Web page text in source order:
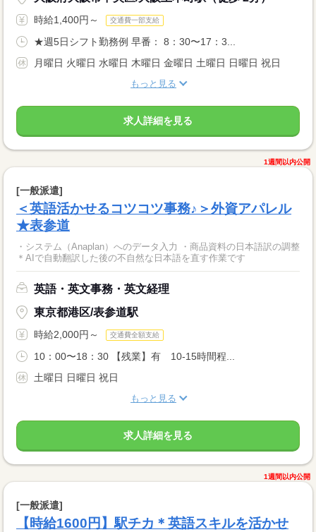
時給1,400円～ 交通費一部支給
★週5日シフト勤務例 早番： 8：30〜17：3...
月曜日 火曜日 水曜日 木曜日 金曜日 土曜日 日曜日 祝日
もっと見る
求人詳細を見る
1週間以内公開
[一般派遣]
＜英語活かせるコツコツ事務♪＞外資アパレル
★表参道
・システム（Anaplan）へのデータ入力 ・商品資料の日本語訳の調整
＊AIで自動翻訳した後の不自然な日本語を直す作業です
英語・英文事務・英文経理
東京都港区/表参道駅
時給2,000円～ 交通費全額支給
10：00〜18：30 【残業】有 10-15時間程...
土曜日 日曜日 祝日
もっと見る
求人詳細を見る
1週間以内公開
[一般派遣]
【時給1600円】駅チカ＊英語スキルを活かせ